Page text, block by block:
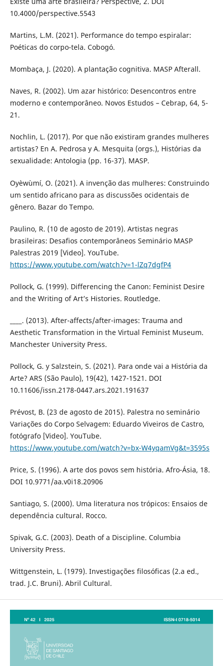
10.4000/perspective.5543
Martins, L.M. (2021). Performance do tempo espiralar:
Poéticas do corpo-tela. Cobogó.
Mombaça, J. (2020). A plantação cognitiva. MASP Afterall.
Naves, R. (2002). Um azar histórico: Desencontros entre
moderno e contemporâneo. Novos Estudos – Cebrap, 64, 5-
21.
Nochlin, L. (2017). Por que não existiram grandes mulheres
artistas? En A. Pedrosa y A. Mesquita (orgs.), Histórias da
sexualidade: Antologia (pp. 16-37). MASP.
Oyèwùmí, O. (2021). A invenção das mulheres: Construindo
um sentido africano para as discussões ocidentais de
gênero. Bazar do Tempo.
Paulino, R. (10 de agosto de 2019). Artistas negras
brasileiras: Desafios contemporâneos Seminário MASP
Palestras 2019 [Video]. YouTube.
https://www.youtube.com/watch?v=1-lZq7dgfP4
Pollock, G. (1999). Differencing the Canon: Feminist Desire
and the Writing of Art’s Histories. Routledge.
____. (2013). After-affects/after-images: Trauma and
Aesthetic Transformation in the Virtual Feminist Museum.
Manchester University Press.
Pollock, G. y Salzstein, S. (2021). Para onde vai a História da
Arte? ARS (São Paulo), 19(42), 1427-1521. DOI
10.11606/issn.2178-0447.ars.2021.191637
Prévost, B. (23 de agosto de 2015). Palestra no seminário
Variações do Corpo Selvagem: Eduardo Viveiros de Castro,
fotógrafo [Video]. YouTube.
https://www.youtube.com/watch?v=bx-W4yqamVg&t=3595s
Price, S. (1996). A arte dos povos sem história. Afro-Ásia, 18.
DOI 10.9771/aa.v0i18.20906
Santiago, S. (2000). Uma literatura nos trópicos: Ensaios de
dependência cultural. Rocco.
Spivak, G.C. (2003). Death of a Discipline. Columbia
University Press.
Wittgenstein, L. (1979). Investigações filosóficas (2.a ed.,
trad. J.C. Bruni). Abril Cultural.